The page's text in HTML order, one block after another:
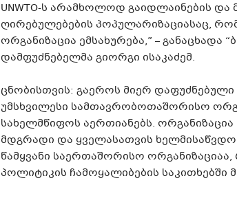
UNWTO-ს არამხოლოდ გაიდლაინების და
ღირებულებების პოპულარიზაციასაც,
ორგანიზაცია ემსახურება,” – განაცხადა
დამფუძნებელმა გიორგი ისაკაძემ.
ცნობისთვის: გაეროს მიერ დაფუძნებული
უმსხვილესი სამთავრობოთაშორისო
სახელმწიფოს აერთიანებს. ორგანიზაცია
მდგრადი და ყველასათვის
წამყვანი საერთაშორისო
პოლიტიკის ჩამოყალიბების საკითხებში